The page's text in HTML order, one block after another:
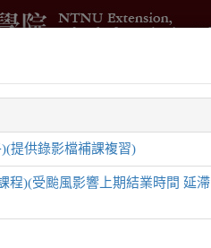
提供錄影檔補課複習)
程)(受颱風影響上期結業時間 延滯